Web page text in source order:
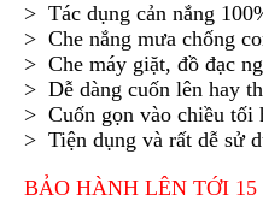
> Tác dụng cản nắng
> Che nắng mưa chống
> Che máy giặt, đồ đạc
> Dễ dàng cuốn lên hay
> Cuốn gọn vào chiều tối
> Tiện dụng và rất dễ sử
BẢO HÀNH LÊN TỚI